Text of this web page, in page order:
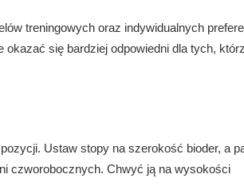
treningowych oraz indywidualnych
się bardziej odpowiedni dla tych,
Ustaw stopy na szerokość bioder, a
czworobocznych. Chwyć ją na wysokości